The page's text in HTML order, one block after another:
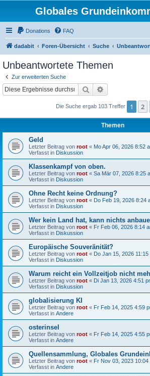
Globales
Donations FAQ
dadabit Foren-Übersicht Suche
Unbeantwortete Themen
Zur erweiterten Suche
Suche
Die Suche ergab 103 Treffer 1 2
Themen
Geld
Letzter Beitrag von root « Mo Apr 06, 2026 8:52
Verfasst in Diskussion
Klassenkampf von oben.
Letzter Beitrag von root « Sa Mär 07, 2026 8:25
Verfasst in Diskussion
Ohne Recht keine Ordnung?
Letzter Beitrag von root « Do Feb 19, 2026 8:24
Verfasst in Diskussion
Wer kein Land hat, kann nichts
Letzter Beitrag von root « Fr Feb 06, 2026 8:14
Verfasst in Diskussion
Europäische Souveränität?
Letzter Beitrag von root « Do Jan 15, 2026 11:15
Verfasst in Diskussion
Warum reicht ein Vollzeitjob nicht
Letzter Beitrag von root « Di Jan 13, 2026 4:51
Verfasst in Diskussion
globalisierung KI
Letzter Beitrag von root « Fr Feb 14, 2025 4:59
Verfasst in Andere
osterinsel
Letzter Beitrag von root « Fr Feb 14, 2025 4:55
Verfasst in Andere
Quellensammlung, Globales
Letzter Beitrag von root « Fr Nov 03, 2023 10:04
Verfasst in Andere